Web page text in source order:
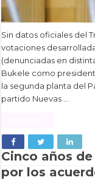
Sin datos oficiales del
votaciones
(denunciadas en
Bukele como
la segunda planta del
partido Nuevas …
Cinco años
por los